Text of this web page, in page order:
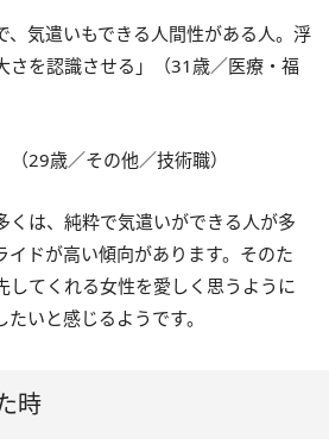
、気遣いもできる人間性がある人。浮
さを認識させる」（31歳／医療・福
（29歳／その他／技術職）
くは、純粋で気遣いができる人が多
イドが高い傾向があります。そのた
してくれる女性を愛しく思うように
いと感じるようです。
時